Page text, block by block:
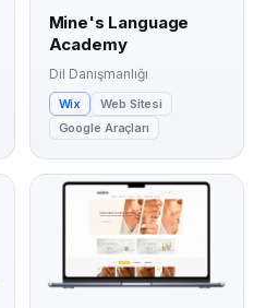
Mine's Language
Academy
Dil Danışmanlığı
Wix
Web Sitesi
Google Araçları